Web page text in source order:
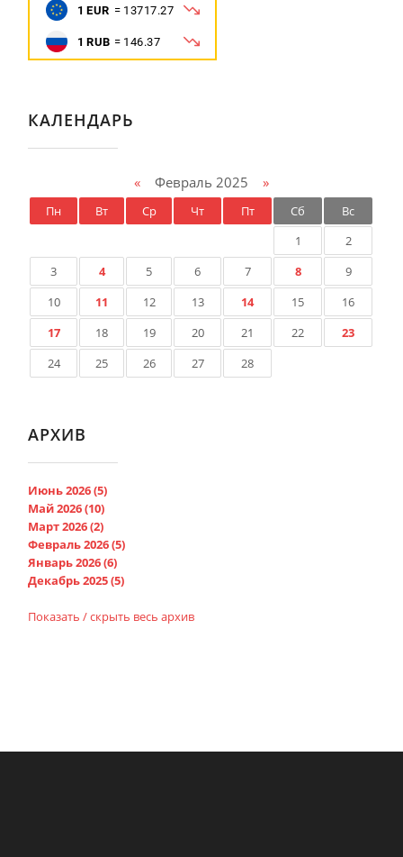
КАЛЕНДАРЬ
«Февраль 2025 »
Пн Вт Ср Чт Пт Сб
Вс
1
2
3
4 5 6 7 8
9
10
11 12 13 14 15
16
17
18 19 20 21 22
23
24
25 26 27 28
АРХИВ
Июнь 2026 (5)
Май 2026 (10)
Март 2026 (2)
Февраль 2026 (5)
Январь 2026 (6)
Декабрь 2025 (5)
Показать / скрыть весь архив